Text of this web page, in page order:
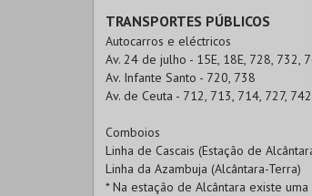
TRANSPORTES PÚBLICOS
Autocarros e eléctricos
Av. 24 de julho - 15E, 18E, 728, 732,
Av. Infante Santo - 720, 738
Av. de Ceuta - 712, 713, 714, 727,
Comboios
Linha de Cascais (Estação de
Linha da Azambuja (Alcântara-Terra)
* Na estação de Alcântara existe